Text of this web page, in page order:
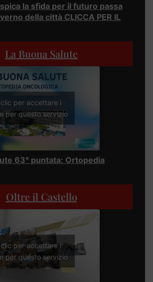
la sfida per il futuro passa
della città CLICCA PER IL
La Buona Salute
clic per accettare i
per questo servizio
63° puntata: Ortopedia
Oltre il Castello
clic per accettare i
per questo servizio